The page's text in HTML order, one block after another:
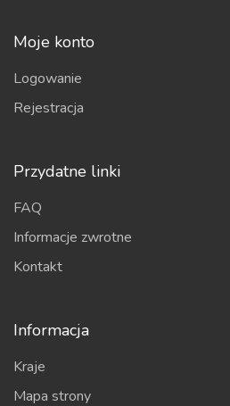
Moje konto
Logowanie
Rejestracja
Przydatne linki
FAQ
Informacje zwrotne
Kontakt
Informacja
Kraje
Mapa strony